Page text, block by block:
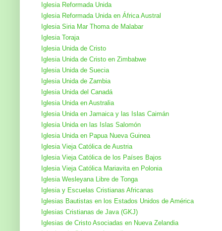
Iglesia Reformada Unida
Iglesia Reformada Unida en África Austral
Iglesia Siria Mar Thoma de Malabar
Iglesia Toraja
Iglesia Unida de Cristo
Iglesia Unida de Cristo en Zimbabwe
Iglesia Unida de Suecia
Iglesia Unida de Zambia
Iglesia Unida del Canadá
Iglesia Unida en Australia
Iglesia Unida en Jamaica y las Islas Caimán
Iglesia Unida en las Islas Salomón
Iglesia Unida en Papua Nueva Guinea
Iglesia Vieja Católica de Austria
Iglesia Vieja Católica de los Países Bajos
Iglesia Vieja Católica Mariavita en Polonia
Iglesia Wesleyana Libre de Tonga
Iglesia y Escuelas Cristianas Africanas
Iglesias Bautistas en los Estados Unidos de América
Iglesias Cristianas de Java (GKJ)
Iglesias de Cristo Asociadas en Nueva Zelandia